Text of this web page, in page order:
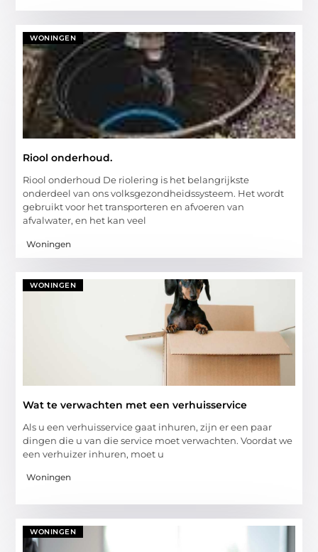
WONINGEN
Riool onderhoud.
Riool onderhoud De riolering is het belangrijkste
onderdeel van ons volksgezondheidssysteem. Het wordt
gebruikt voor het transporteren en afvoeren van
afvalwater, en het kan veel
Woningen
WONINGEN
Wat te verwachten met een verhuisservice
Als u een verhuisservice gaat inhuren, zijn er een paar
dingen die u van die service moet verwachten. Voordat we
een verhuizer inhuren, moet u
Woningen
WONINGEN